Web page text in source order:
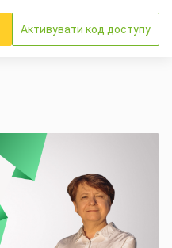
Активувати код доступу